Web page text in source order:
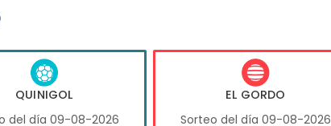
QUINIGOL
del día 09-08-2026
EL GORDO
Sorteo del día 09-08-2026